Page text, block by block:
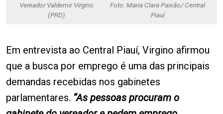
Vereador Valdemir Virgino
(PRD)
Foto: Maria Clara Paixão/ Central
Piauí
Em entrevista ao Central Piauí, Virgino afirmou
que a busca por emprego é uma das principais
demandas recebidas nos gabinetes
parlamentares. “As pessoas procuram o